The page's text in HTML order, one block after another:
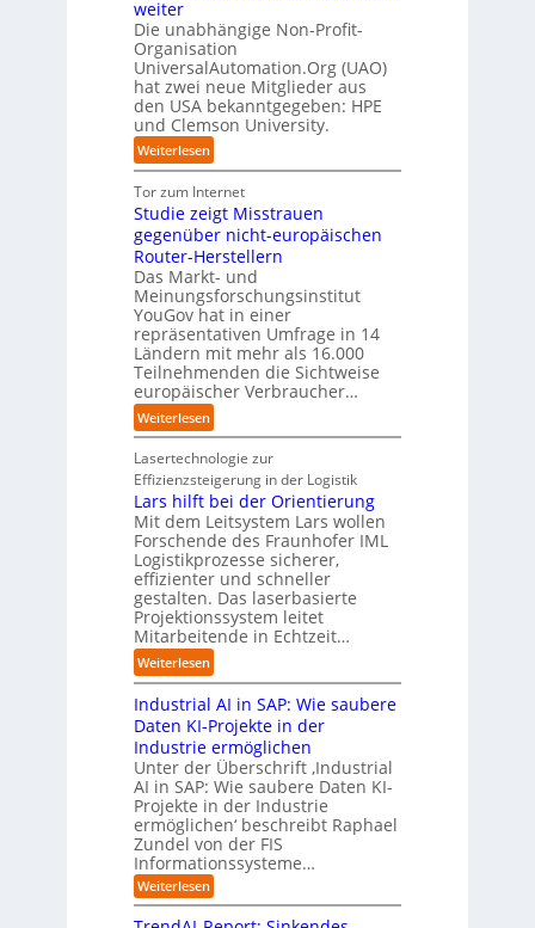
c
t
o
r
y
-
A
u
s
b
a
u
D
e
u
t
s
c
h
l
a
n
d
p
r
a
x
i
s
n
a
e
A
u
t
o
m
a
t
i
s
i
e
r
u
n
g
s
l
ö
s
u
n
g
e
n
k
t
a
u
f
d
i
e
Z
u
k
u
n
f
t
d
e
r
I
n
d
t
r
i
e
a
u
t
o
m
a
i
s
i
e
r
u
n
g
i
d
S
y
s
t
e
m
T
e
a
t
r
i
t
t
I
n
d
u
t
r
i
a
l
B
s
i
n
e
s
s
E
c
y
s
t
e
m
v
weiter
Die unabhängige Non-Profit-
Organisation
UniversalAutomation.Org (UAO)
hat zwei neue Mitglieder aus
den USA bekanntgegeben: HPE
und Clemson University.
Weiterlesen:
U
n
i
v
e
r
s
a
l
A
u
t
o
m
a
t
i
o
n
.
O
g
w
ä
c
h
s
t
w
e
i
t
e
r
Tor zum Internet
Studie zeigt Misstrauen
gegenüber nicht-europäischen
Router-Herstellern
Das Markt- und
Meinungsforschungsinstitut
YouGov hat in einer
repräsentativen Umfrage in 14
Ländern mit mehr als 16.000
Teilnehmenden die Sichtweise
europäischer Verbraucher…
Weiterlesen:
S
t
u
d
i
e
z
e
i
g
t
M
i
s
s
r
a
u
e
n
g
e
g
e
Lasertechnologie zur
Effizienzsteigerung in der Logistik
Lars hilft bei der Orientierung
Mit dem Leitsystem Lars wollen
Forschende des Fraunhofer IML
Logistikprozesse sicherer,
effizienter und schneller
gestalten. Das laserbasierte
Projektionssystem leitet
Mitarbeitende in Echtzeit…
Weiterlesen:
L
a
r
s
h
l
f
t
b
e
i
Industrial AI in SAP: Wie saubere
Daten KI-Projekte in der
Industrie ermöglichen
Unter der Überschrift ‚Industrial
AI in SAP: Wie saubere Daten KI-
Projekte in der Industrie
ermöglichen‘ beschreibt Raphael
Zundel von der FIS
Informationssysteme…
Weiterlesen:
I
n